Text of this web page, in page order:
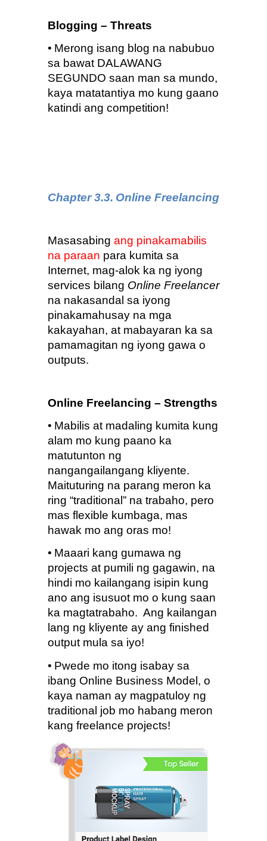
Blogging – Threats
• Merong isang blog na nabubuo
sa bawat DALAWANG
SEGUNDO saan man sa mundo,
kaya matatantiya mo kung gaano
katindi ang competition!
Chapter 3.3. Online Freelancing
Masasabing ang pinakamabilis
na paraan para kumita sa
Internet, mag-alok ka ng iyong
services bilang Online Freelancer
na nakasandal sa iyong
pinakamahusay na mga
kakayahan, at mabayaran ka sa
pamamagitan ng iyong gawa o
outputs.
Online Freelancing – Strengths
• Mabilis at madaling kumita kung
alam mo kung paano ka
matutunton ng
nangangailangang kliyente.
Maituturing na parang meron ka
ring “traditional” na trabaho, pero
mas flexible kumbaga, mas
hawak mo ang oras mo!
• Maaari kang gumawa ng
projects at pumili ng gagawin, na
hindi mo kailangang isipin kung
ano ang isusuot mo o kung saan
ka magtatrabaho.  Ang kailangan
lang ng kliyente ay ang finished
output mula sa iyo!
• Pwede mo itong isabay sa
ibang Online Business Model, o
kaya naman ay magpatuloy ng
traditional job mo habang meron
kang freelance projects!